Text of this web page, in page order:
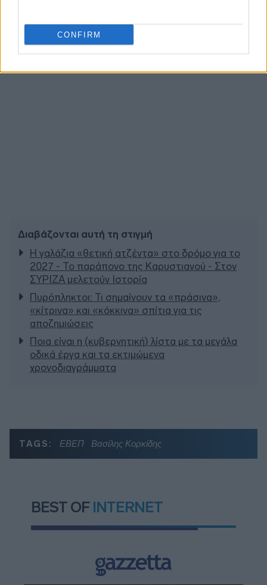
CONFIRM
Διαβάζονται αυτή τη στιγμή
Η γαλάζια «θετική ατζέντα» στο δρόμο για το
2027 - Το παράπονο της Καρυστιανού - Στον
ΣΥΡΙΖΑ μελετούν Ιστορία
Πυρόπληκτοι: Τι σημαίνουν τα «πράσινα»,
«κίτρινα» και «κόκκινα» σπίτια για τις
αποζημιώσεις
Ποια είναι η (κυβερνητική) λίστα με τα μεγάλα
οδικά έργα και τα εκτιμώμενα
χρονοδιαγράμματα
TAGS: ΕΒΕΠ Βασίλης Κορκίδης
BEST OF INTERNET